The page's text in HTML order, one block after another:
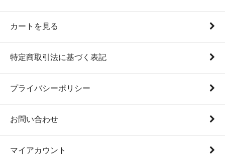
カートを見る
特定商取引法に基づく表記
プライバシーポリシー
お問い合わせ
マイアカウント